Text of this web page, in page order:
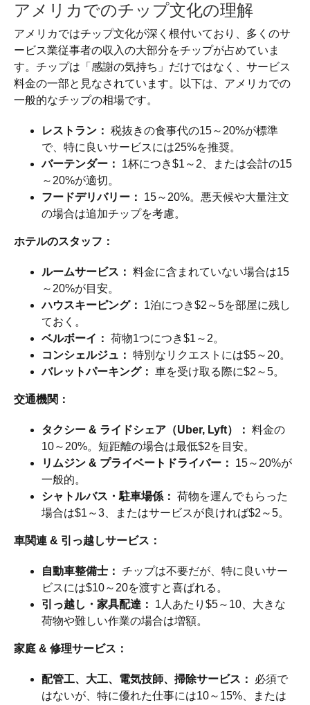
アメリカでのチップ文化の理解
アメリカではチップ文化が深く根付いており、多くのサ
ービス業従事者の収入の大部分をチップが占めていま
す。チップは「感謝の気持ち」だけではなく、サービス
料金の一部と見なされています。以下は、アメリカでの
一般的なチップの相場です。
レストラン： 税抜きの食事代の15～20%が標準
で、特に良いサービスには25%を推奨。
バーテンダー：
1杯につき$1～2、または会計の15
～20%が適切。
フードデリバリー：
15～20%。悪天候や大量注文
の場合は追加チップを考慮。
ホテルのスタッフ：
ルームサービス： 料金に含まれていない場合は15
～20%が目安。
ハウスキーピング：
1泊につき$2～5を部屋に残し
ておく。
ベルボーイ： 荷物1つにつき$1～2。
コンシェルジュ： 特別なリクエストには$5～20。
バレットパーキング： 車を受け取る際に$2～5。
交通機関：
タクシー & ライドシェア（Uber, Lyft）： 料金の
10～20%。短距離の場合は最低$2を目安。
リムジン & プライベートドライバー：
15～20%が
一般的。
シャトルバス・駐車場係： 荷物を運んでもらった
場合は$1～3、またはサービスが良ければ$2～5。
車関連 & 引っ越しサービス：
自動車整備士： チップは不要だが、特に良いサー
ビスには$10～20を渡すと喜ばれる。
引っ越し・家具配達：
1人あたり$5～10、大きな
荷物や難しい作業の場合は増額。
家庭 & 修理サービス：
配管工、大工、電気技師、掃除サービス：
必須で
はないが、特に優れた仕事には10～15%、または